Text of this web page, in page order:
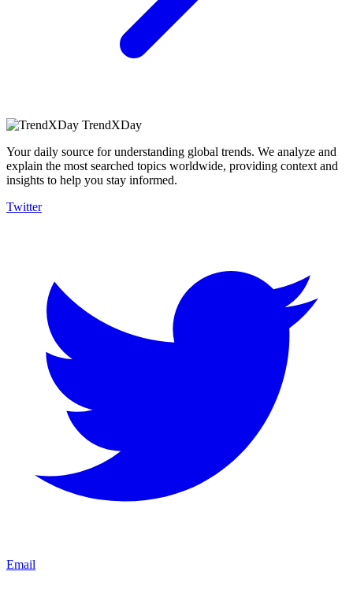
TrendXDay
Your daily source for understanding global trends. We analyze and
explain the most searched topics worldwide, providing context and
insights to help you stay informed.
Twitter
Email